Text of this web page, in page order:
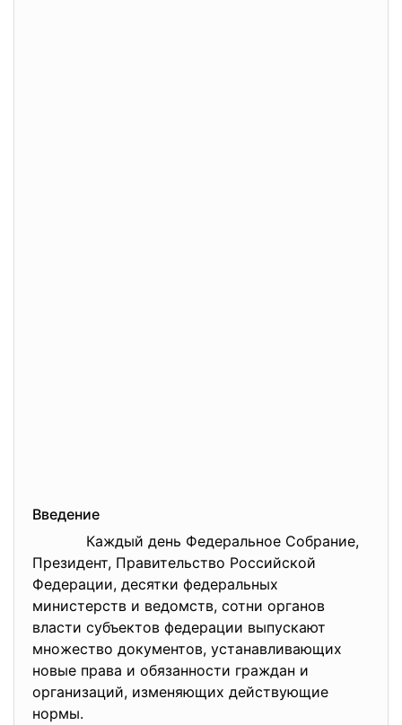
Введение
Каждый день Федеральное Собрание,
Президент, Правительство Российской
Федерации, десятки федеральных
министерств и ведомств, сотни органов
власти субъектов федерации выпускают
множество документов, устанавливающих
новые права и обязанности граждан и
организаций, изменяющих действующие
нормы.